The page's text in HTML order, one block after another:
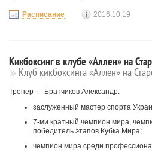
Расписание 2016.10.19
Кикбоксинг в клубе «Аллен» на
Клуб кикбоксинга «Аллен» на
Тренер — Братчиков Александр:
заслуженный мастер спорта
7-ми кратный чемпион мира,
победитель этапов Кубка Мира;
чемпион мира среди